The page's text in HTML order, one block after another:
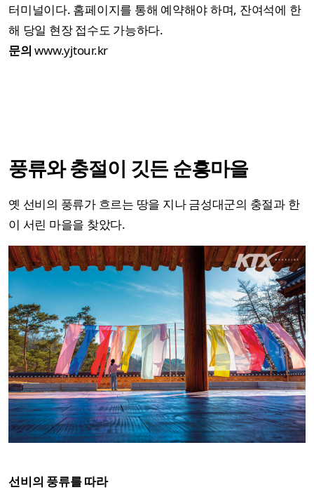
터미널이다. 홈페이지를 통해 예약해야 하며, 잔여석에 한
해 당일 현장 접수도 가능하다.
문의 www.yjtour.kr
풍류와 충절이 깃든 순흥마을
옛 선비의 풍류가 흐르는 땅을 지나 금성대군의 충절과 한
이 서린 마을을 찾았다.
선비의 풍류를 따라